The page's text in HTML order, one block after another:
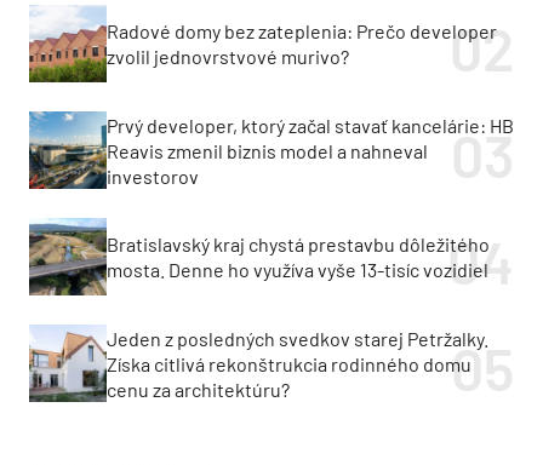
Radové domy bez zateplenia: Prečo developer
zvolil jednovrstvové murivo?
Prvý developer, ktorý začal stavať kancelárie: HB
Reavis zmenil biznis model a nahneval
investorov
Bratislavský kraj chystá prestavbu dôležitého
mosta. Denne ho využíva vyše 13-tisíc vozidiel
Jeden z posledných svedkov starej Petržalky.
Získa citlivá rekonštrukcia rodinného domu
cenu za architektúru?